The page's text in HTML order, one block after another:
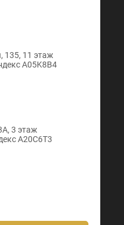
11 этаж
A05K8B4
3 этаж
A20C6T3
3
160020
22